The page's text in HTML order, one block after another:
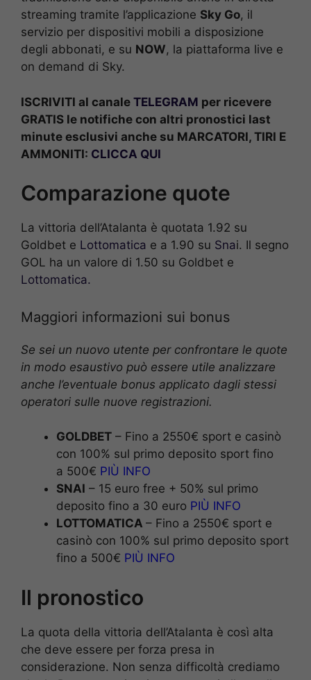
streaming tramite l’applicazione Sky Go, il
servizio per dispositivi mobili a disposizione
degli abbonati, e su NOW, la piattaforma live e
on demand di Sky.
ISCRIVITI al canale TELEGRAM per ricevere
GRATIS le notifiche con altri pronostici last
minute esclusivi anche su MARCATORI, TIRI E
AMMONITI: CLICCA QUI
Comparazione quote
La vittoria dell’Atalanta è quotata 1.92 su
Goldbet e Lottomatica e a 1.90 su Snai. Il segno
GOL ha un valore di 1.50 su Goldbet e
Lottomatica.
Maggiori informazioni sui bonus
Se sei un nuovo utente per confrontare le quote
in modo esaustivo può essere utile analizzare
anche l’eventuale bonus applicato dagli stessi
operatori sulle nuove registrazioni.
GOLDBET – Fino a 2550€ sport e casinò
con 100% sul primo deposito sport fino
a 500€ PIÙ INFO
SNAI – 15 euro free + 50% sul primo
deposito fino a 30 euro PIÙ INFO
LOTTOMATICA – Fino a 2550€ sport e
casinò con 100% sul primo deposito sport
fino a 500€ PIÙ INFO
Il pronostico
La quota della vittoria dell’Atalanta è così alta
che deve essere per forza presa in
considerazione. Non senza difficoltà crediamo